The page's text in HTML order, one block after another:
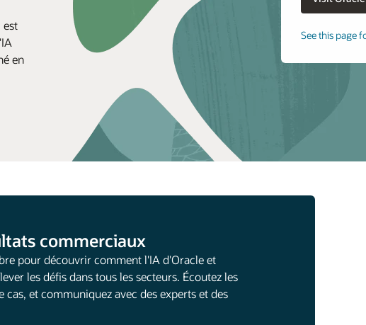
See this page
est
en
commerciaux
pour découvrir comment l'IA d'Oracle et
les défis dans tous les secteurs. Écoutez les
et communiquez avec des experts et des